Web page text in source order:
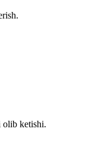
olib ketishi.